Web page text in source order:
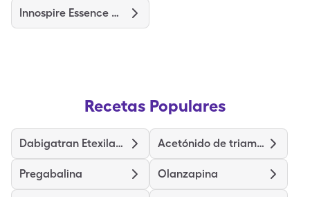
Innospire Essence Nebulizer
Recetas Populares
Dabigatran Etexilate Mesylate Acetónido de triamcinolona
Pregabalina Olanzapina